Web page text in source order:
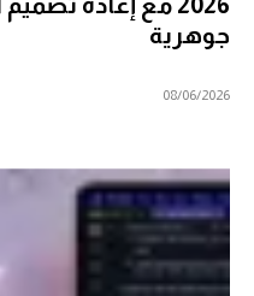
جوهرية
08/06/2026